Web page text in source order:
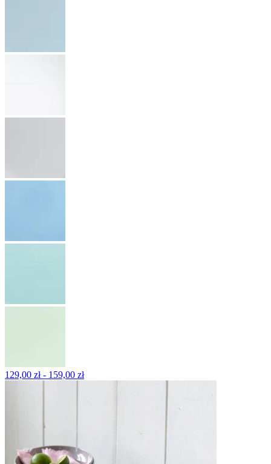
129,00 zł - 159,00 zł